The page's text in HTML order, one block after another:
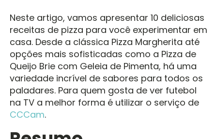
Neste artigo, vamos apresentar 10 deliciosas
receitas de pizza para você experimentar em
casa. Desde a clássica Pizza Margherita até
opções mais sofisticadas como a Pizza de
Queijo Brie com Geleia de Pimenta, há uma
variedade incrível de sabores para todos os
paladares. Para quem gosta de ver futebol
na TV a melhor forma é utilizar o serviço de
CCCam.